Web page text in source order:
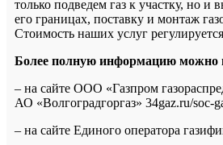
только подведем газ к участку, но и
его границах, поставку и монтаж
Стоимость наших услуг
Более полную информацию можно
– на сайте ООО «Газпром
АО «Волгоградгоргаз» 34gaz.ru/soc-
– на сайте Единого оператора